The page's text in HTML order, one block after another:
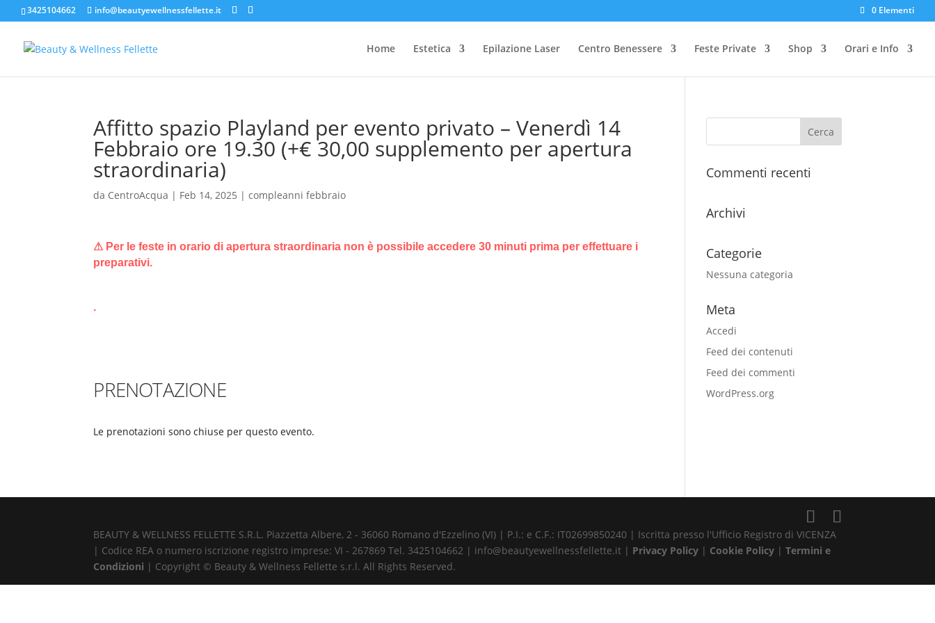
3425104662 info@beautyewellnessfellette.it 0 Elementi
Home Estetica Epilazione Laser Centro Benessere Feste Private Shop Orari e Info
Affitto spazio Playland per evento privato – Venerdì 14
Febbraio ore 19.30 (+€ 30,00 supplemento per apertura
straordinaria)
da CentroAcqua | Feb 14, 2025 |compleanni febbraio
⚠ Per le feste in orario di apertura straordinaria non è possibile accedere 30 minuti prima per effettuare i
preparativi.
.
PRENOTAZIONE
Le prenotazioni sono chiuse per questo evento.
Commenti recenti
Archivi
Categorie
Nessuna categoria
Meta
Accedi
Feed dei contenuti
Feed dei commenti
WordPress.org
BEAUTY & WELLNESS FELLETTE S.R.L. Piazzetta Albere, 2 - 36060 Romano d'Ezzelino (VI) | P.I.: e C.F.: IT02699850240 | Iscritta presso l'Ufficio Registro di VICENZA
| Codice REA o numero iscrizione registro imprese: VI - 267869 Tel. 3425104662 | info@beautyewellnessfellette.it | Privacy Policy | Cookie Policy |Termini e
Condizioni | Copyright © Beauty & Wellness Fellette s.r.l. All Rights Reserved.